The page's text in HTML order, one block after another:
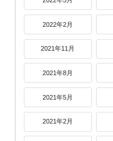
2022年2月
2021年11月
2021年8月
2021年5月
2021年2月